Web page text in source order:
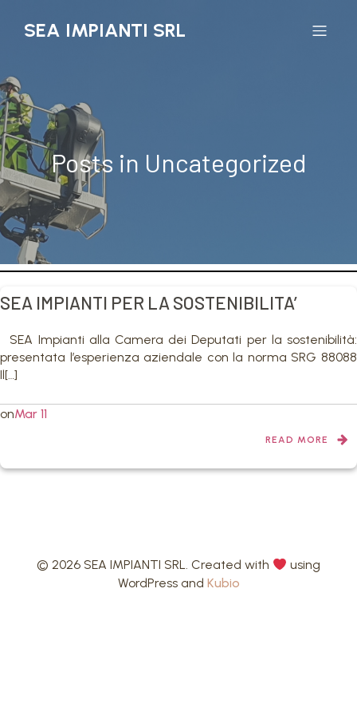
SEA IMPIANTI SRL
Posts in Uncategorized
SEA IMPIANTI PER LA SOSTENIBILITA’
SEA Impianti alla Camera dei Deputati per la sostenibilità:
presentata l’esperienza aziendale con la norma SRG 88088
Il[…]
onMar 11
READ MORE
© 2026 SEA IMPIANTI SRL. Created with
using
WordPress and Kubio